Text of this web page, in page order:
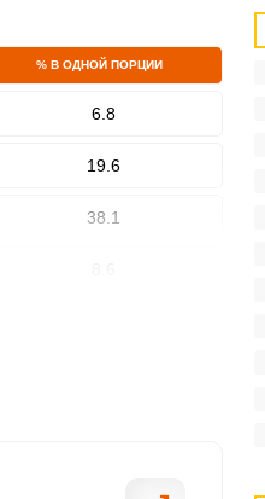
% В ОДНОЙ ПОРЦИИ
6.8
19.6
38.1